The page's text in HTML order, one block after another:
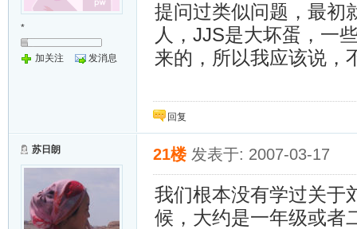
*
加关注 发消息
提问过类似问题，最初
人，JJS是大坏蛋，一
来的，所以我应该说，
回复
苏日朗 21楼 发表于: 2007-03-17
我们根本没有学过关于
候，大约是一年级或者